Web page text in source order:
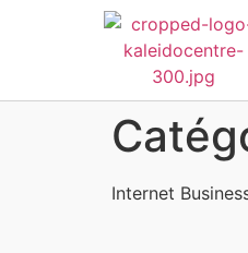
Internet